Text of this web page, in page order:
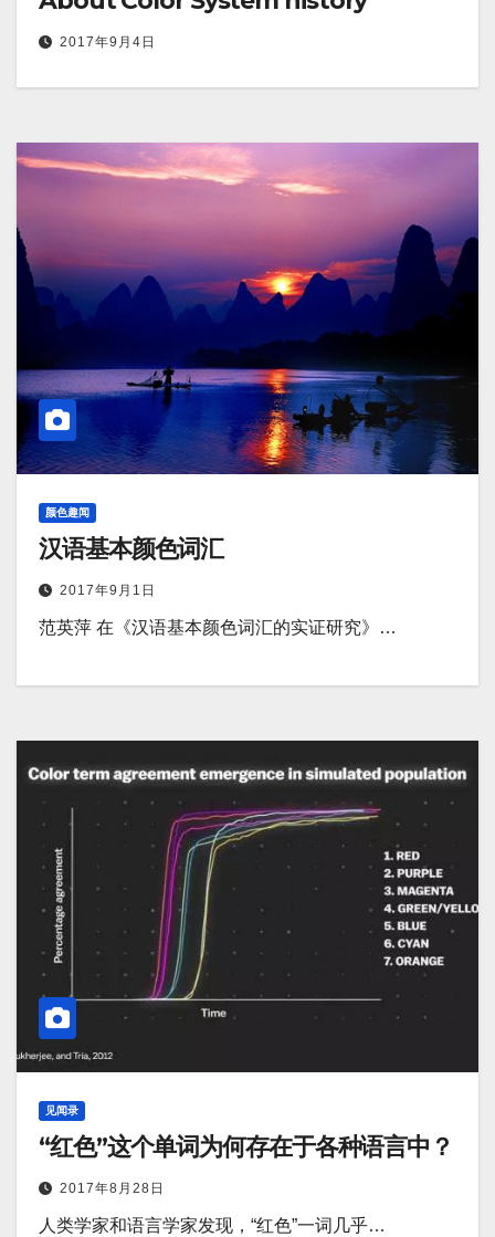
2017年9月4日
颜色趣闻
汉语基本颜色词汇
2017年9月1日
范英萍 在《汉语基本颜色词汇的实证研究》…
见闻录
“红色”这个单词为何存在于各种语言中？
2017年8月28日
人类学家和语言学家发现，“红色”一词几乎…